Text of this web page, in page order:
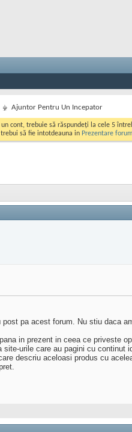
Ajuntor Pentru Un Incepator
un cont, trebuie să răspundeți la cele 5
să fie intotdeauna in Prezentare
pa acest forum. Nu stiu daca
in prezent in ceea ce priveste
urile care au pagini cu continut
descriu aceloasi produs cu